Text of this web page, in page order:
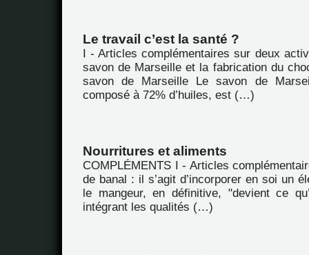
Le travail c’est la santé ?
I - Articles complémentaires sur deux
savon de Marseille et la fabrication du
savon de Marseille Le savon de
composé à 72% d’huiles, est (…)
Nourritures et aliments
COMPLÉMENTS I - Articles
de banal : il s’agit d’incorporer en soi un
le mangeur, en définitive, "devient ce
intégrant les qualités (…)